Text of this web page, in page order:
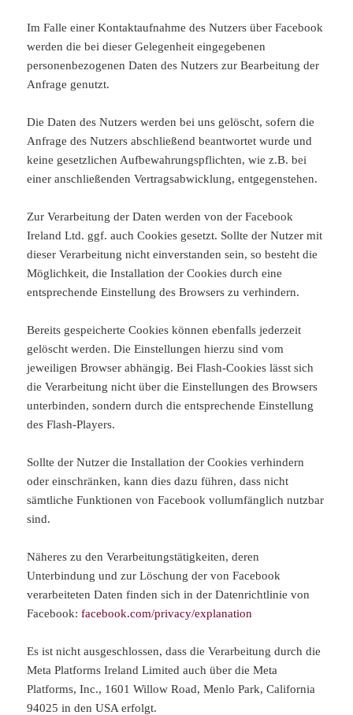
Im Falle einer Kontaktaufnahme des Nutzers über Facebook
werden die bei dieser Gelegenheit eingegebenen
personenbezogenen Daten des Nutzers zur Bearbeitung der
Anfrage genutzt.
Die Daten des Nutzers werden bei uns gelöscht, sofern die
Anfrage des Nutzers abschließend beantwortet wurde und
keine gesetzlichen Aufbewahrungspflichten, wie z.B. bei
einer anschließenden Vertragsabwicklung, entgegenstehen.
Zur Verarbeitung der Daten werden von der Facebook
Ireland Ltd. ggf. auch Cookies gesetzt. Sollte der Nutzer mit
dieser Verarbeitung nicht einverstanden sein, so besteht die
Möglichkeit, die Installation der Cookies durch eine
entsprechende Einstellung des Browsers zu verhindern.
Bereits gespeicherte Cookies können ebenfalls jederzeit
gelöscht werden. Die Einstellungen hierzu sind vom
jeweiligen Browser abhängig. Bei Flash-Cookies lässt sich
die Verarbeitung nicht über die Einstellungen des Browsers
unterbinden, sondern durch die entsprechende Einstellung
des Flash-Players.
Sollte der Nutzer die Installation der Cookies verhindern
oder einschränken, kann dies dazu führen, dass nicht
sämtliche Funktionen von Facebook vollumfänglich nutzbar
sind.
Näheres zu den Verarbeitungstätigkeiten, deren
Unterbindung und zur Löschung der von Facebook
verarbeiteten Daten finden sich in der Datenrichtlinie von
Facebook:facebook.com/privacy/explanation
Es ist nicht ausgeschlossen, dass die Verarbeitung durch die
Meta Platforms Ireland Limited auch über die Meta
Platforms, Inc., 1601 Willow Road, Menlo Park, California
94025 in den USA erfolgt.